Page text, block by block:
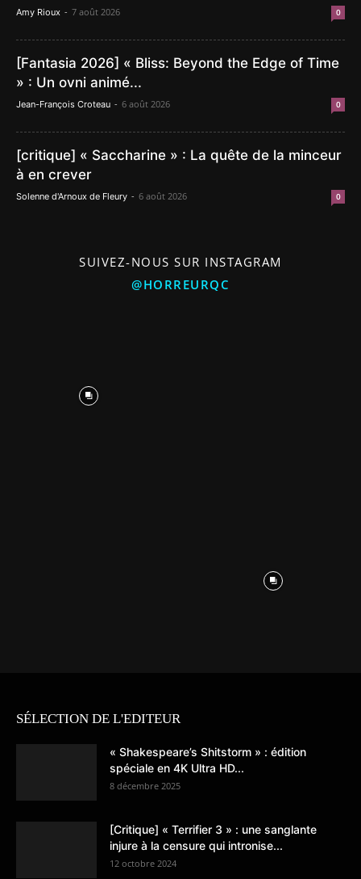
Amy Rioux - 7 août 2026 0
[Fantasia 2026] « Bliss: Beyond the Edge of Time
» : Un ovni animé...
Jean-François Croteau - 6 août 2026 0
[critique] « Saccharine » : La quête de la minceur
à en crever
Solenne d'Arnoux de Fleury - 6 août 2026 0
SUIVEZ-NOUS SUR INSTAGRAM
@HORREURQC
SÉLECTION DE L'EDITEUR
« Shakespeare’s Shitstorm » : édition
spéciale en 4K Ultra HD...
8 décembre 2025
[Critique] « Terrifier 3 » : une sanglante
injure à la censure qui intronise...
12 octobre 2024